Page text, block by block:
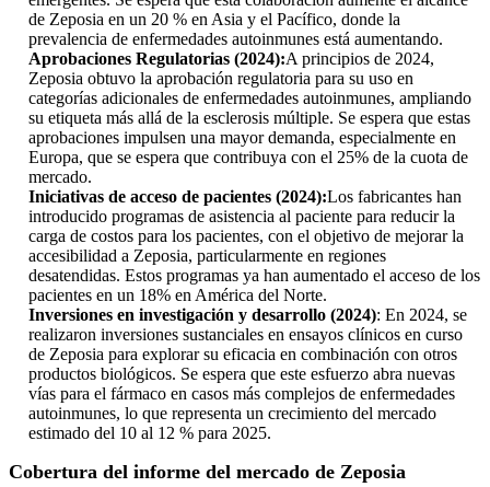
de Zeposia en un 20 % en Asia y el Pacífico, donde la
prevalencia de enfermedades autoinmunes está aumentando.
Aprobaciones Regulatorias (2024):A principios de 2024,
Zeposia obtuvo la aprobación regulatoria para su uso en
categorías adicionales de enfermedades autoinmunes, ampliando
su etiqueta más allá de la esclerosis múltiple. Se espera que estas
aprobaciones impulsen una mayor demanda, especialmente en
Europa, que se espera que contribuya con el 25% de la cuota de
mercado.
Iniciativas de acceso de pacientes (2024):Los fabricantes han
introducido programas de asistencia al paciente para reducir la
carga de costos para los pacientes, con el objetivo de mejorar la
accesibilidad a Zeposia, particularmente en regiones
desatendidas. Estos programas ya han aumentado el acceso de los
pacientes en un 18% en América del Norte.
Inversiones en investigación y desarrollo (2024): En 2024, se
realizaron inversiones sustanciales en ensayos clínicos en curso
de Zeposia para explorar su eficacia en combinación con otros
productos biológicos. Se espera que este esfuerzo abra nuevas
vías para el fármaco en casos más complejos de enfermedades
autoinmunes, lo que representa un crecimiento del mercado
estimado del 10 al 12 % para 2025.
Cobertura del informe del mercado de Zeposia